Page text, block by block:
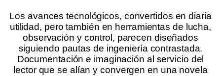
Los avances tecnológicos, convertidos en diaria
utilidad, pero también en herramientas de lucha,
observación y control, parecen diseñados
siguiendo pautas de ingeniería contrastada.
Documentación e imaginación al servicio del
lector que se alían y convergen en una novela